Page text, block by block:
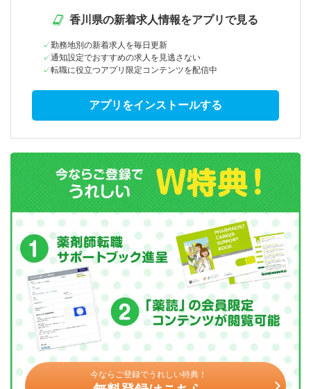
香川県の新着求人情報をアプリで見る
勤務地別の新着求人を毎日更新
通知設定でおすすめの求人を見逃さない
転職に役立つアプリ限定コンテンツを配信中
アプリをインストールする
今ならご登録でうれしい特典！